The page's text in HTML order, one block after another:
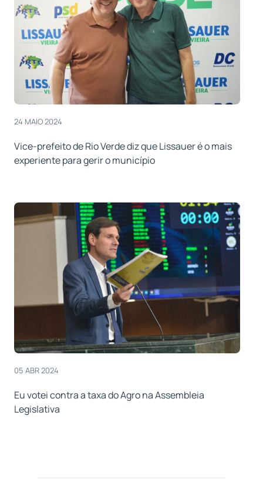
24 MAIO 2024
Vice-prefeito de Rio Verde diz que Lissauer é o mais
experiente para gerir o município
05 ABR 2024
Eu votei contra a taxa do Agro na Assembleia
Legislativa